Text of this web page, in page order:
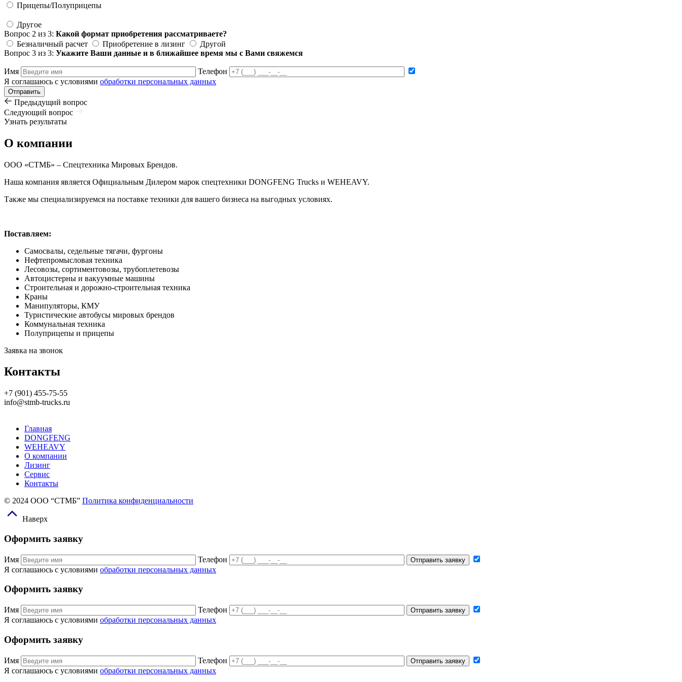
Прицепы/Полуприцепы
Другое
Вопрос 2 из 3: Какой формат приобретения рассматриваете?
Безналичный расчет
Приобретение в лизинг
Другой
Вопрос 3 из 3: Укажите Ваши данные и в ближайшее время мы с Вами свяжемся
Имя
Телефон
Я соглашаюсь с условиями обработки персональных данных
Предыдущий вопрос
Следующий вопрос
Узнать результаты
О компании
ООО «СТМБ» – Спецтехника Мировых Брендов.
Наша компания является Официальным Дилером марок спецтехники DONGFENG Trucks и WEHEAVY.
Также мы специализируемся на поставке техники для вашего бизнеса на выгодных условиях.
Поставляем:
Самосвалы, седельные тягачи, фургоны
Нефтепромысловая техника
Лесовозы, сортиментовозы, трубоплетевозы
Автоцистерны и вакуумные машины
Строительная и дорожно-строительная техника
Краны
Манипуляторы, КМУ
Туристические автобусы мировых брендов
Коммунальная техника
Полуприцепы и прицепы
Заявка на звонок
Контакты
+7 (901) 455-75-55
info@stmb-trucks.ru
Главная
DONGFENG
WEHEAVY
О компании
Лизинг
Сервис
Контакты
© 2024 ООО “СТМБ” Политика конфиденциальности
Наверх
Оформить заявку
Имя
Телефон
Я соглашаюсь с условиями обработки персональных данных
Оформить заявку
Имя
Телефон
Я соглашаюсь с условиями обработки персональных данных
Оформить заявку
Имя
Телефон
Я соглашаюсь с условиями обработки персональных данных